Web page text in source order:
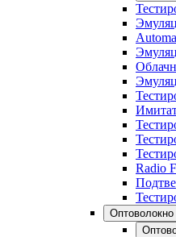
Radio
Оптоволокно